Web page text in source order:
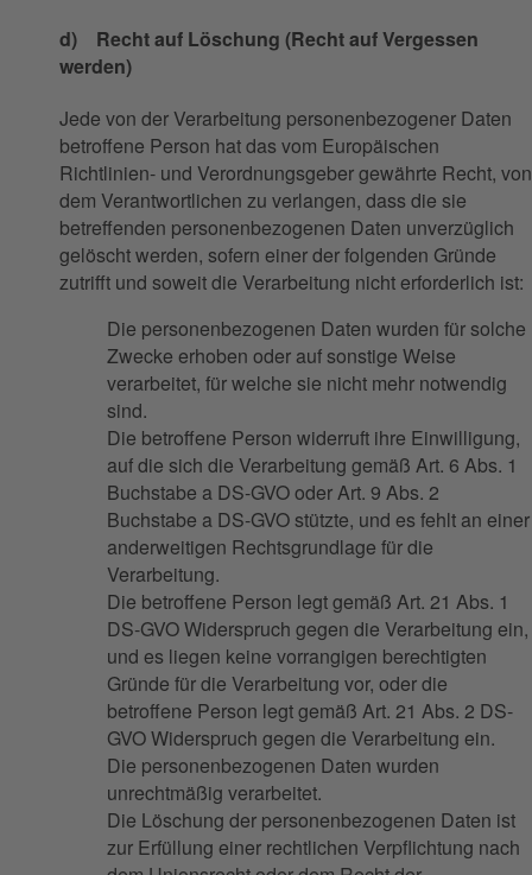
d) Recht auf Löschung (Recht auf Vergessen
werden)
Jede von der Verarbeitung personenbezogener Daten
betroffene Person hat das vom Europäischen
Richtlinien- und Verordnungsgeber gewährte Recht, von
dem Verantwortlichen zu verlangen, dass die sie
betreffenden personenbezogenen Daten unverzüglich
gelöscht werden, sofern einer der folgenden Gründe
zutrifft und soweit die Verarbeitung nicht erforderlich ist:
Die personenbezogenen Daten wurden für solche
Zwecke erhoben oder auf sonstige Weise
verarbeitet, für welche sie nicht mehr notwendig
sind.
Die betroffene Person widerruft ihre Einwilligung,
auf die sich die Verarbeitung gemäß Art. 6 Abs. 1
Buchstabe a DS-GVO oder Art. 9 Abs. 2
Buchstabe a DS-GVO stützte, und es fehlt an einer
anderweitigen Rechtsgrundlage für die
Verarbeitung.
Die betroffene Person legt gemäß Art. 21 Abs. 1
DS-GVO Widerspruch gegen die Verarbeitung ein,
und es liegen keine vorrangigen berechtigten
Gründe für die Verarbeitung vor, oder die
betroffene Person legt gemäß Art. 21 Abs. 2 DS-
GVO Widerspruch gegen die Verarbeitung ein.
Die personenbezogenen Daten wurden
unrechtmäßig verarbeitet.
Die Löschung der personenbezogenen Daten ist
zur Erfüllung einer rechtlichen Verpflichtung nach